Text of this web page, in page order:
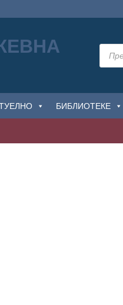
search
БИБЛИОТЕКЕ